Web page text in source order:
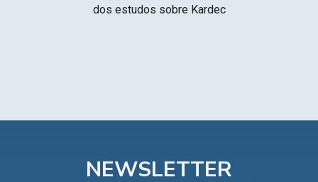
dos estudos sobre Kardec
NEWSLETTER